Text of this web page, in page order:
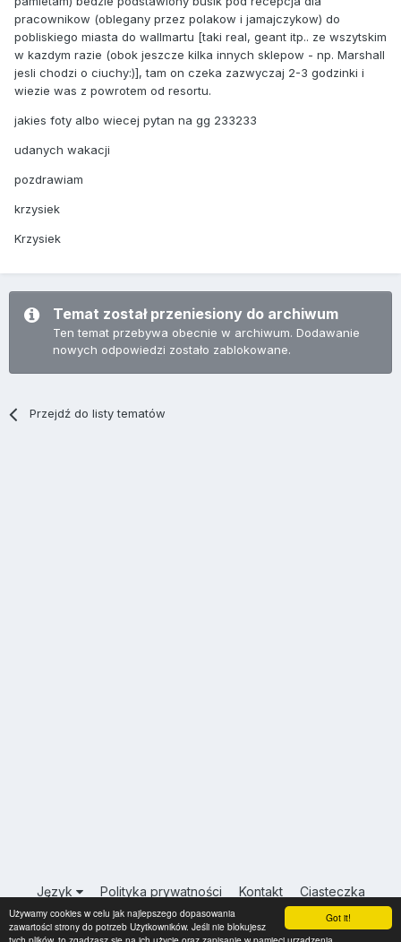
Got it!
Używamy cookies w celu jak najlepszego dopasowania
zawartości strony do potrzeb Użytkowników. Jeśli nie blokujesz
pracownikow (oblegany przez polakow i jamajczykow) do
pobliskiego miasta do wallmartu [taki real, geant itp.. ze wszytskim
w kazdym razie (obok jeszcze kilka innych sklepow - np. Marshall
jesli chodzi o ciuchy:)], tam on czeka zazwyczaj 2-3 godzinki i
wiezie was z powrotem od resortu.
jakies foty albo wiecej pytan na gg 233233
udanych wakacji
pozdrawiam
krzysiek
Krzysiek
Temat został przeniesiony do archiwum
Ten temat przebywa obecnie w archiwum. Dodawanie
nowych odpowiedzi zostało zablokowane.
Przejdź do listy tematów
Język Polityka prywatności Kontakt Ciasteczka
USA.INFO.PL
Powered by Invision Community